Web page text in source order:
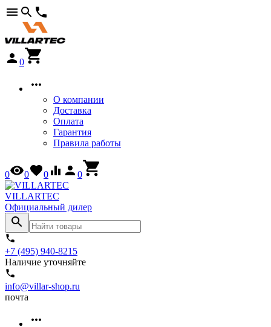
0
О компании
Доставка
Оплата
Гарантия
Правила работы
0 0 0 0
VILLARTEC
Официальный дилер
+7 (495) 940-8215
Наличие уточняйте
info@villar-shop.ru
почта